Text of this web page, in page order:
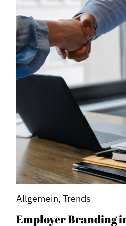
Allgemein, Trends
Employer Branding